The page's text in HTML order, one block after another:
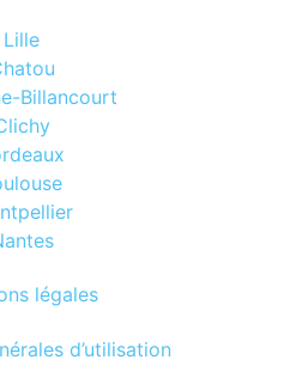
Lille
Billancourt
légales
d’utilisation